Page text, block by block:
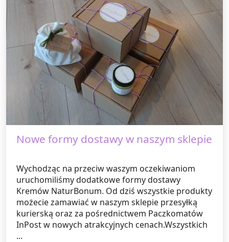
Nowe formy dostawy w naszym sklepie
Wychodząc na przeciw waszym oczekiwaniom
uruchomiliśmy dodatkowe formy dostawy
Kremów NaturBonum. Od dziś wszystkie produkty
możecie zamawiać w naszym sklepie przesyłką
kurierską oraz za pośrednictwem Paczkomatów
InPost w nowych atrakcyjnych cenach.Wszystkich
...